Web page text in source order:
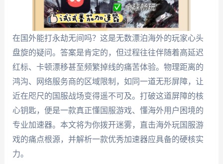
在国外能打永劫无间吗？这是无数漂泊海外的玩家心头
盘旋的疑问。答案是肯定的，但过程往往伴随着高延迟
红标、卡顿漂移甚至频繁掉线的痛苦体验。物理距离的
鸿沟、网络服务商的区域限制，如同一道无形屏障，让
近在咫尺的国服战场变得遥不可及。打破这道屏障的核
心钥匙，便是一款真正懂国服游戏、懂海外用户困境的
专业加速器。本文将为你拨开迷雾，直击海外玩国服游
戏的痛点根源，并解析一款优秀加速器应具备的硬核实
力。